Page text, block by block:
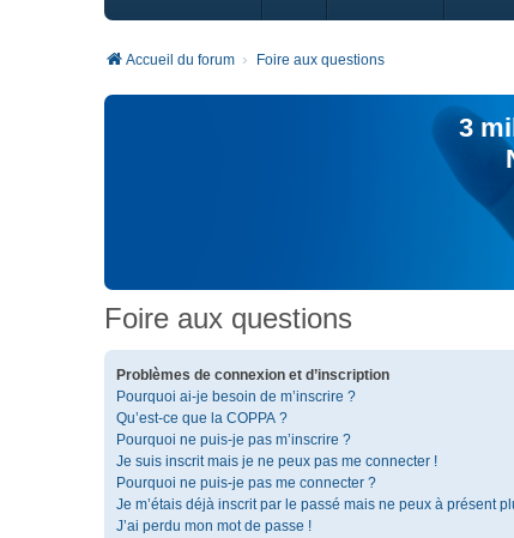
Accueil du forum Foire aux questions
3
Foire aux questions
Problèmes de connexion et d’inscription
Pourquoi ai-je besoin de m’inscrire ?
Qu’est-ce que la COPPA ?
Pourquoi ne puis-je pas m’inscrire ?
Je suis inscrit mais je ne peux pas me connecter !
Pourquoi ne puis-je pas me connecter ?
Je m’étais déjà inscrit par le passé mais ne peux à présent
J’ai perdu mon mot de passe !